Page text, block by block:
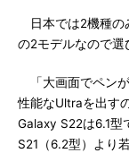
日本では2機種の
の2モデルなので選
「大画面でペン
性能なUltraを出す
Galaxy S22は6.1型
S21（6.2型）より